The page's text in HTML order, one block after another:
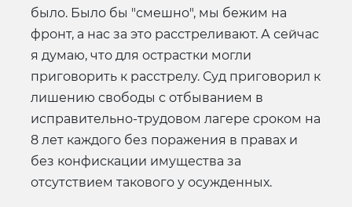
было. Было бы "смешно", мы бежим на
фронт, а нас за это расстреливают. А сейчас
я думаю, что для острастки могли
приговорить к расстрелу. Суд приговорил к
лишению свободы с отбыванием в
исправительно-трудовом лагере сроком на
8 лет каждого без поражения в правах и
без конфискации имущества за
отсутствием такового у осужденных.